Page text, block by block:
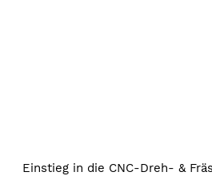
Einstieg in die CNC-Dreh- &